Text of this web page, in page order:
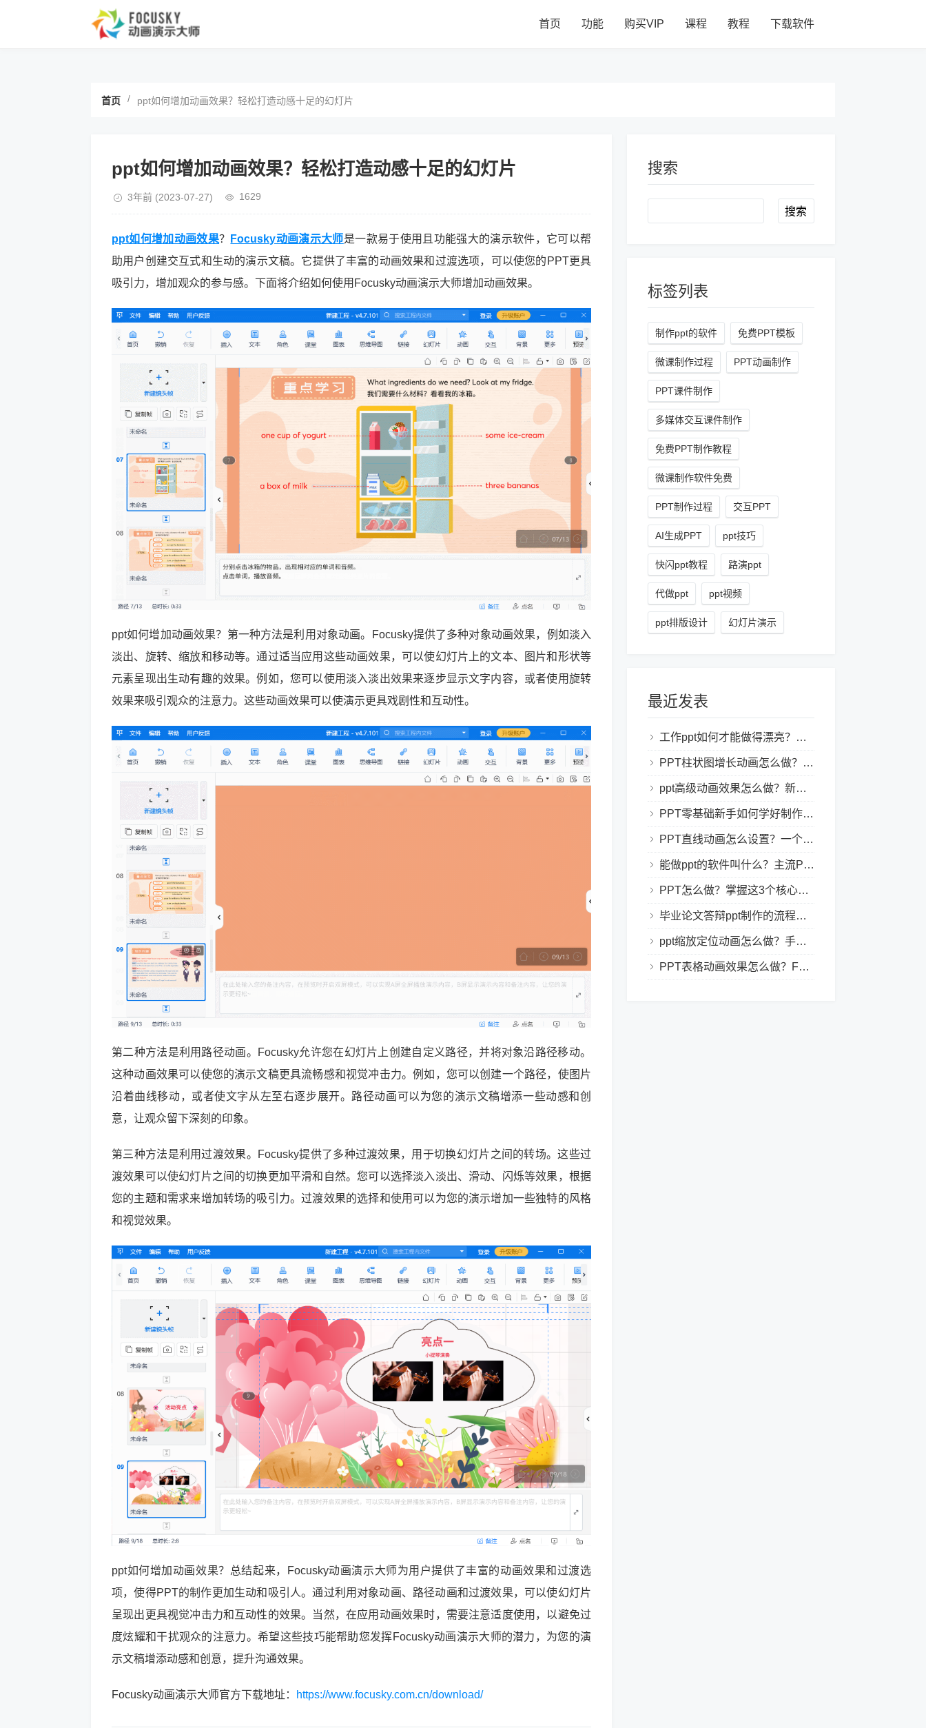
首页 功能 购买VIP 课程 教程 下载软件
首页 / ppt如何增加动画效果？轻松打造动感十足的幻灯片
ppt如何增加动画效果？轻松打造动感十足的幻灯片
3年前 (2023-07-27) 1629
ppt如何增加动画效果？ Focusky动画演示大师是一款易于使用且功能强大的演示软件，它可以帮
助用户创建交互式和生动的演示文稿。它提供了丰富的动画效果和过渡选项，可以使您的PPT更具
吸引力，增加观众的参与感。下面将介绍如何使用Focusky动画演示大师增加动画效果。
ppt如何增加动画效果？第一种方法是利用对象动画。Focusky提供了多种对象动画效果，例如淡入
淡出、旋转、缩放和移动等。通过适当应用这些动画效果，可以使幻灯片上的文本、图片和形状等
元素呈现出生动有趣的效果。例如，您可以使用淡入淡出效果来逐步显示文字内容，或者使用旋转
效果来吸引观众的注意力。这些动画效果可以使演示更具戏剧性和互动性。
第二种方法是利用路径动画。Focusky允许您在幻灯片上创建自定义路径，并将对象沿路径移动。
这种动画效果可以使您的演示文稿更具流畅感和视觉冲击力。例如，您可以创建一个路径，使图片
沿着曲线移动，或者使文字从左至右逐步展开。路径动画可以为您的演示文稿增添一些动感和创
意，让观众留下深刻的印象。
第三种方法是利用过渡效果。Focusky提供了多种过渡效果，用于切换幻灯片之间的转场。这些过
渡效果可以使幻灯片之间的切换更加平滑和自然。您可以选择淡入淡出、滑动、闪烁等效果，根据
您的主题和需求来增加转场的吸引力。过渡效果的选择和使用可以为您的演示增加一些独特的风格
和视觉效果。
ppt如何增加动画效果？总结起来，Focusky动画演示大师为用户提供了丰富的动画效果和过渡选
项，使得PPT的制作更加生动和吸引人。通过利用对象动画、路径动画和过渡效果，可以使幻灯片
呈现出更具视觉冲击力和互动性的效果。当然，在应用动画效果时，需要注意适度使用，以避免过
度炫耀和干扰观众的注意力。希望这些技巧能帮助您发挥Focusky动画演示大师的潜力，为您的演
示文稿增添动感和创意，提升沟通效果。
Focusky动画演示大师官方下载地址： https://www.focusky.com.cn/download/
搜索
Search
标签列表
制作ppt的软件 免费PPT模板
微课制作过程 PPT动画制作
PPT课件制作
多媒体交互课件制作
免费PPT制作教程
微课制作软件免费
PPT制作过程 交互PPT
AI生成PPT ppt技巧
快闪ppt教程 路演ppt
代做ppt ppt视频
ppt排版设计 幻灯片演示
最近发表
工作ppt如何才能做得漂亮？职场PPT美化与制作技巧
PPT柱状图增长动画怎么做？实用的ppt技巧分享给你！
ppt高级动画效果怎么做？新手也能学会的亮眼PPT动画指南
PPT零基础新手如何学好制作PPT？新手入门全攻略
PPT直线动画怎么设置？一个简单的设置技巧
能做ppt的软件叫什么？主流PPT制作软件盘点与选型指南
PPT怎么做？掌握这3个核心制作方法与技巧，新手也能变大神！
毕业论文答辩ppt制作的流程是怎样的？新手零门槛指南
ppt缩放定位动画怎么做？手把手教程，小白也能学会做动态PPT
PPT表格动画效果怎么做？Focusky让你的演示更独特！